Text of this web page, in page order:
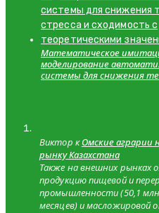
Математическое
моделирование
системы для снижения
Виктор кОмские аграрии
рынку Казахстана
Также на внешних рынках
продукцию пищевой и
промышленности (50,1
месяцев) и масложировой